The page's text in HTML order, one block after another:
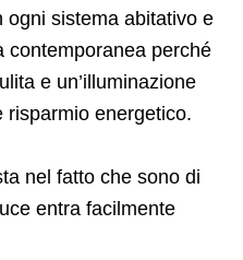
ogni sistema abitativo e
contemporanea perché
e un’illuminazione
risparmio energetico.
nel fatto che sono di
entra facilmente